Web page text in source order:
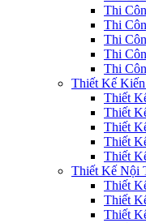
Thi
Thi
Thi
Thi
Thi
Thiết Kế
Thiết
Thiết
Thiết
Thiết
Thiết
Thiết Kế Nội
Thiết
Thiết
Thiết